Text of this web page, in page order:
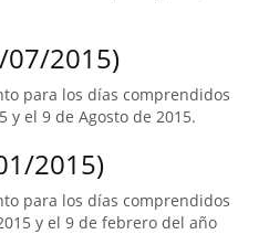
07/2015)
para los días comprendidos
y el 9 de Agosto de 2015.
2015)
para los días comprendidos
y el 9 de febrero del año